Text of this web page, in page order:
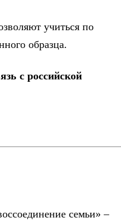
учиться по
образца.
с российской
семьи» –